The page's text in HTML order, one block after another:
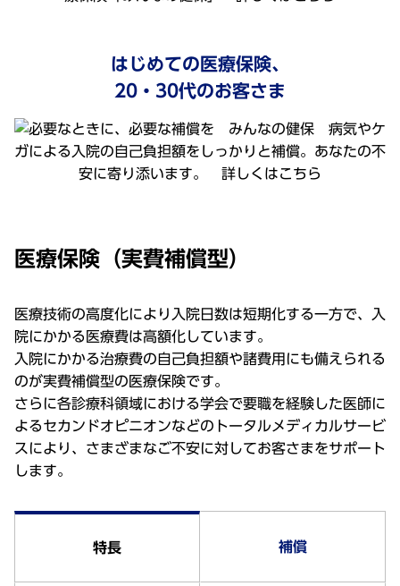
はじめての医療保険、
20・30代のお客さま
医療保険（実費補償型）
医療技術の高度化により入院日数は短期化する一方で、入
院にかかる医療費は高額化しています。
入院にかかる治療費の自己負担額や諸費用にも備えられる
のが実費補償型の医療保険です。
さらに各診療科領域における学会で要職を経験した医師に
よるセカンドオピニオンなどのトータルメディカルサービ
スにより、さまざまなご不安に対してお客さまをサポート
します。
特長 補償